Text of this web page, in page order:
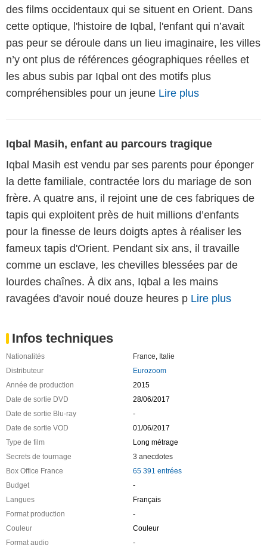
des films occidentaux qui se situent en Orient. Dans
cette optique, l'histoire de Iqbal, l'enfant qui n’avait
pas peur se déroule dans un lieu imaginaire, les villes
n’y ont plus de références géographiques réelles et
les abus subis par Iqbal ont des motifs plus
compréhensibles pour un jeune Lire plus
Iqbal Masih, enfant au parcours tragique
Iqbal Masih est vendu par ses parents pour éponger
la dette familiale, contractée lors du mariage de son
frère. A quatre ans, il rejoint une de ces fabriques de
tapis qui exploitent près de huit millions d’enfants
pour la finesse de leurs doigts aptes à réaliser les
fameux tapis d'Orient. Pendant six ans, il travaille
comme un esclave, les chevilles blessées par de
lourdes chaînes. À dix ans, Iqbal a les mains
ravagées d'avoir noué douze heures p Lire plus
Infos techniques
Nationalités France, Italie
Distributeur
Eurozoom
Année de production
2015
Date de sortie DVD
28/06/2017
Date de sortie Blu-ray
-
Date de sortie VOD
01/06/2017
Type de film
Long métrage
Secrets de tournage
3 anecdotes
Box Office France
65 391 entrées
Budget
-
Langues
Français
Format production
-
Couleur
Couleur
Format audio
-